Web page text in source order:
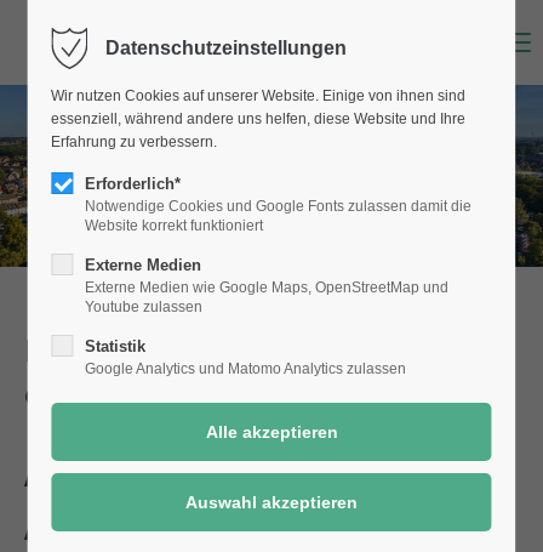
Dienstleistungen der Stadt Selm
einfach online!
Abfallgefäße /
Abfallgebühren
Datenschutzeinstellungen
Wir nutzen Cookies auf unserer Website. Einige von ihnen sind
essenziell, während andere uns helfen, diese Website und Ihre
Erfahrung zu verbessern.
Erforderlich*
Notwendige Cookies und Google Fonts zulassen damit die
Website korrekt funktioniert
Externe Medien
Externe Medien wie Google Maps, OpenStreetMap und
Youtube zulassen
Statistik
Google Analytics und Matomo Analytics zulassen